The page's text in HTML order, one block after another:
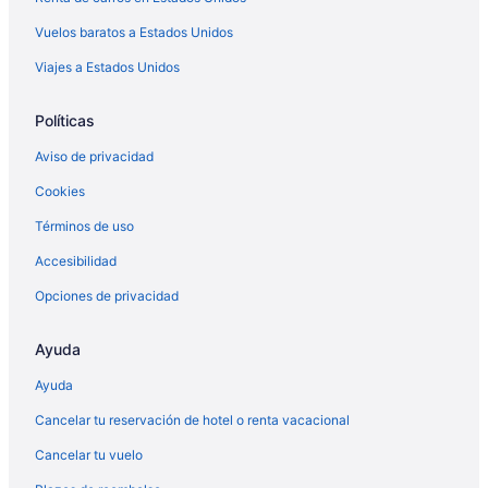
Apart-Hoteles en Casselberry
Casas de campo en Casselberry
Hoteles para ir de compras en Casselberry
Hoteles boutique en Casselberry
Hoteles en Casselberry
Moteles en Casselberry
Hoteles de Starwood Capital en Centro de Orlando
Walt Disney World Resort en Centro de Orlando
Hoteles de La Quinta Inn & Suites en Forest City
Spm Resorts en Gotha
Diamond Resorts en Lockhart
Hoteles en Longwood
Vuelos baratos a Estados Unidos
Viajes a Estados Unidos
Políticas
Aviso de privacidad
Cookies
Términos de uso
Accesibilidad
Opciones de privacidad
Ayuda
Ayuda
Cancelar tu reservación de hotel o renta vacacional
Cancelar tu vuelo